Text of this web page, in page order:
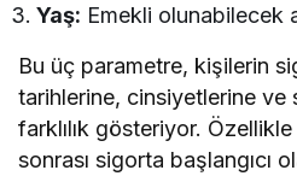
Yaş: Emekli olunabilecek
Bu üç parametre, kişilerin
tarihlerine, cinsiyetlerine ve
farklılık gösteriyor.
sonrası sigorta başlangıcı